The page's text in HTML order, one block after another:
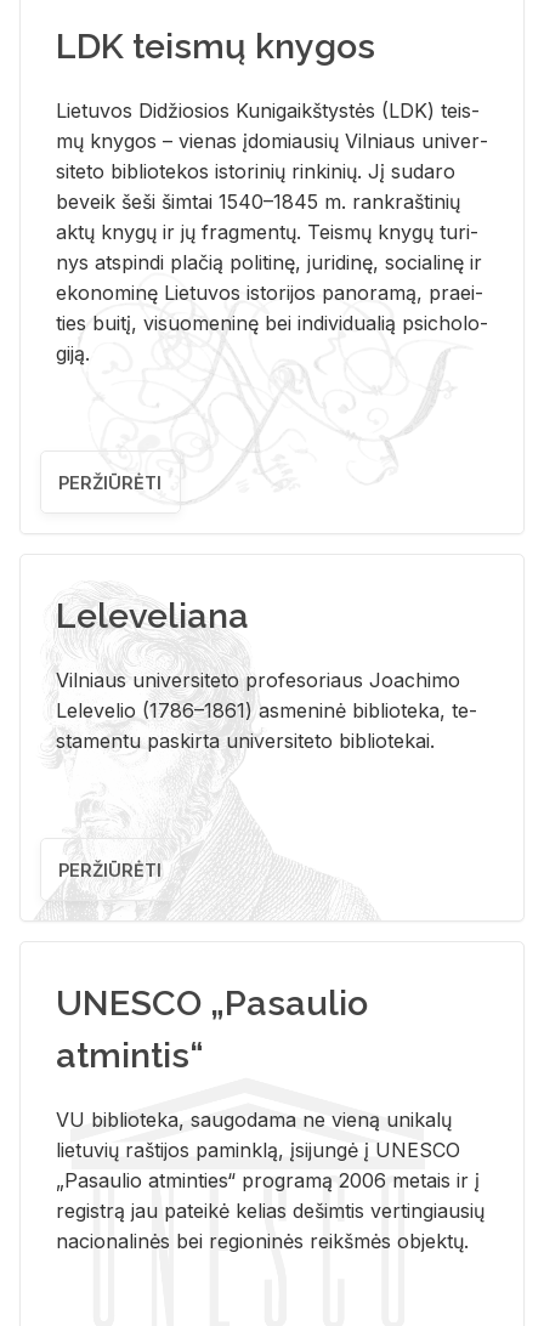
LDK teismų knygos
Lie­tu­vos Di­džio­sios Ku­ni­gaikš­tys­tės (LDK) teis­
mų kny­gos – vie­nas įdo­miau­sių Vil­niaus uni­ver­
si­te­to bi­b­lio­te­kos is­to­ri­nių rin­ki­nių. Jį su­da­ro
be­veik šeši šim­tai 1540–1845 m. rank­raš­ti­nių
aktų kny­gų ir jų frag­men­tų. Teis­mų kny­gų tu­ri­
nys at­spin­di pla­čią po­li­ti­nę, ju­ri­di­nę, so­cia­li­nę ir
eko­no­mi­nę Lie­tu­vos is­to­ri­jos pa­no­ra­mą, pra­ei­
ties bui­tį, vi­suo­me­ni­nę bei in­di­vi­dua­lią psi­cho­lo­
gi­ją.
PERŽIŪRĖTI
Leleveliana
Vil­niaus uni­ver­si­te­to pro­fe­so­riaus Jo­a­chi­mo
Le­le­ve­lio (1786–1861) as­me­ni­nė bi­b­lio­te­ka, te­
sta­men­tu pa­skir­ta uni­ver­si­te­to bi­b­lio­te­kai.
PERŽIŪRĖTI
UNESCO „Pasaulio
atmintis“
VU biblioteka, saugodama ne vieną unikalų
lietuvių raštijos paminklą, įsijungė į UNESCO
„Pasaulio atminties“ programą 2006 metais ir į
registrą jau pateikė kelias dešimtis vertingiausių
nacionalinės bei regioninės reikšmės objektų.